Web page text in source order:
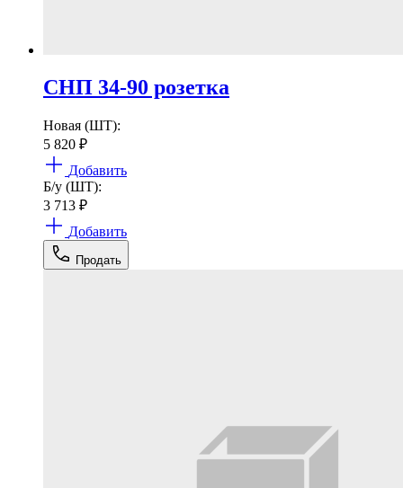
СНП 34-90 розетка
Новая (ШТ):
5 820 ₽
Добавить
Б/у (ШТ):
3 713 ₽
Добавить
Продать